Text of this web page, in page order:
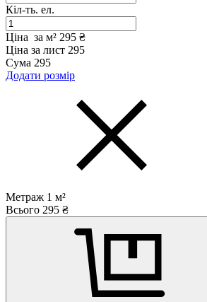
Кіл-ть. ел.
Ціна за м² 295 ₴
Ціна за лист 295
Сума 295
Додати розмір
Метраж 1 м²
Всього 295 ₴